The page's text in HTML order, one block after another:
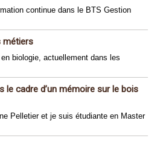
continue dans le BTS Gestion
métiers
biologie, actuellement dans les
le cadre d’un mémoire sur le bois
Pelletier et je suis étudiante en Master